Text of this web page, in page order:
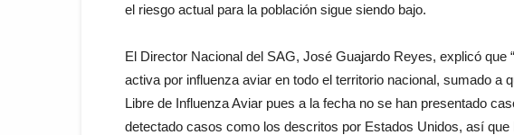
el riesgo actual para la población sigue siendo bajo.
El Director Nacional del SAG, José Guajardo Reyes, explicó que
activa por influenza aviar en todo el territorio nacional, sumado a
Libre de Influenza Aviar pues a la fecha no se han presentado
detectado casos como los descritos por Estados Unidos, así que